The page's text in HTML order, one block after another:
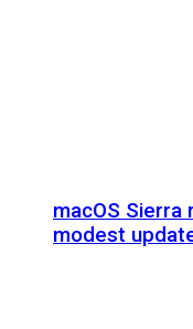
macOS Sierra
modest